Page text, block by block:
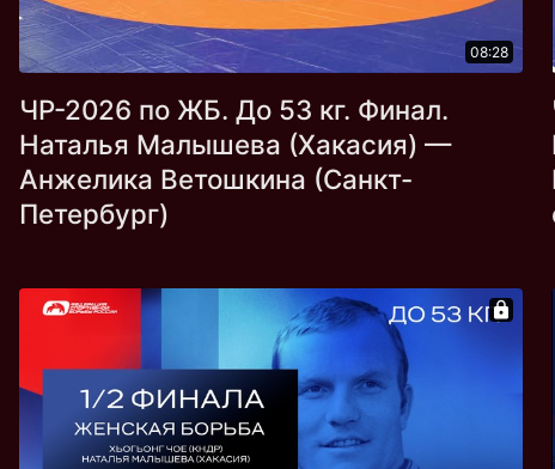
08:28
ЧР-2026 по ЖБ. До 53 кг. Финал.
Наталья Малышева (Хакасия) —
Анжелика Ветошкина (Санкт-
Петербург)